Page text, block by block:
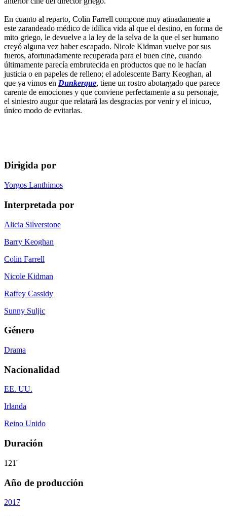
En cuanto al reparto, Colin Farrell compone muy atinadamente a
este zarandeado médico de idílica vida al que el destino, en forma de
mito griego, le devuelve a la ley de la selva de la que el ser humano
creyó alguna vez haber escapado. Nicole Kidman vuelve por sus
fueros, afortunadamente recuperada para el buen cine, cuando
últimamente parecía embrutecida en productos que no le hacían
justicia o en papeles de relleno; el adolescente Barry Keoghan, al
que ya vimos en Dunkerque, tiene un rostro abotargado que parece
carente de emociones y que conviene perfectamente a su personaje,
el siniestro augur que relatará las desgracias por venir y el inicuo,
único modo de evitarlas.
Dirigida por
Yorgos Lanthimos
Interpretada por
Alicia Silverstone
Barry Keoghan
Colin Farrell
Nicole Kidman
Raffey Cassidy
Sunny Suljic
Género
Drama
Nacionalidad
EE. UU.
Irlanda
Reino Unido
Duración
121'
Año de producción
2017